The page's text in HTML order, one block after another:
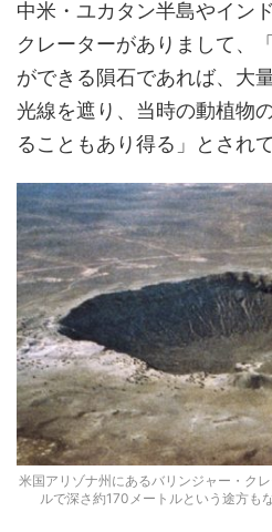
中米・ユカタン半島やイン
クレーターがありまして、
ができる隕石であれば、大
光線を遮り、当時の動植物
ることもあり得る」とされ
米国アリゾナ州にあるバリンジャー・ク
ルで深さ約170メートルという途方も